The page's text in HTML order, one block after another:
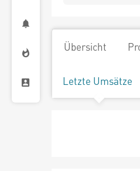
Übersicht
Letzte Umsätze